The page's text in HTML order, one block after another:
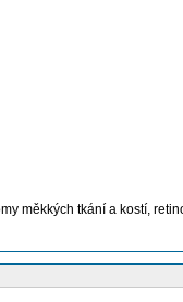
měkkých tkání a kostí,